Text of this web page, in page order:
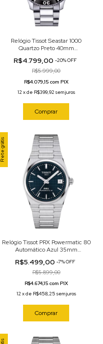
Relógio Tissot Seastar 1000
Quartzo Preto 40mm
R$4.799,00-20%OFF
R$5.999,00
R$4.079,15 com PIX
12 xde R$399,92 sem juros
Comprar
Frete grátis
Relógio Tissot PRX Powermatic 80
Automático Azul 35mm
R$5.499,00-7%OFF
R$5.899,00
R$4.674,15 com PIX
12 xde R$458,25 sem juros
Comprar